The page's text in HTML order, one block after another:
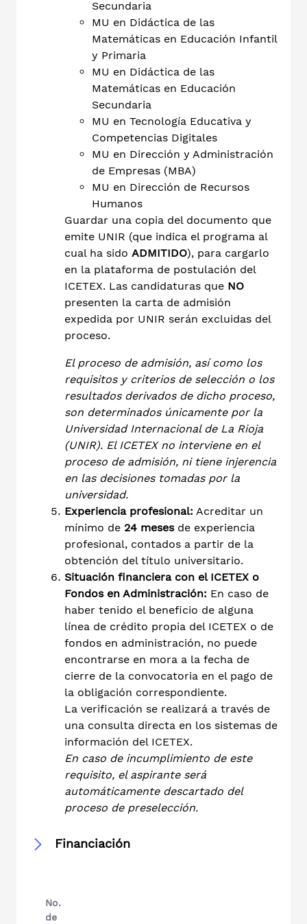
Secundaria
MU en Didáctica de las
Matemáticas en Educación Infantil
y Primaria
MU en Didáctica de las
Matemáticas en Educación
Secundaria
MU en Tecnología Educativa y
Competencias Digitales
MU en Dirección y Administración
de Empresas (MBA)
MU en Dirección de Recursos
Humanos
Guardar una copia del documento que
emite UNIR (que indica el programa al
cual ha sido ADMITIDO), para cargarlo
en la plataforma de postulación del
ICETEX. Las candidaturas que NO
presenten la carta de admisión
expedida por UNIR serán excluidas del
proceso.
El proceso de admisión, así como los
requisitos y criterios de selección o los
resultados derivados de dicho proceso,
son determinados únicamente por la
Universidad Internacional de La Rioja
(UNIR). El ICETEX no interviene en el
proceso de admisión, ni tiene injerencia
en las decisiones tomadas por la
universidad.
Experiencia profesional: Acreditar un
mínimo de 24 mesesde experiencia
profesional, contados a partir de la
obtención del título universitario.
Situación financiera con el ICETEX o
Fondos en Administración: En caso de
haber tenido el beneficio de alguna
línea de crédito propia del ICETEX o de
fondos en administración, no puede
encontrarse en mora a la fecha de
cierre de la convocatoria en el pago de
la obligación correspondiente.
La verificación se realizará a través de
una consulta directa en los sistemas de
información del ICETEX.
En caso de incumplimiento de este
requisito, el aspirante será
automáticamente descartado del
proceso de preselección.
Financiación
No.
de